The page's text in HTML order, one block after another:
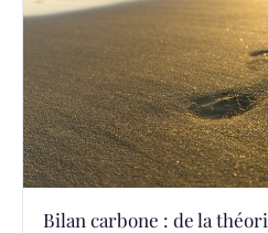
Bilan carbone : de la